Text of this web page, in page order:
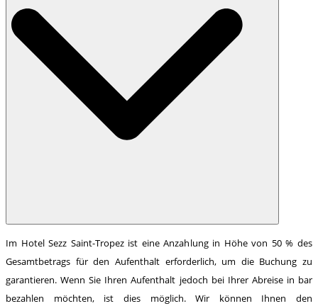
Im Hotel Sezz Saint-Tropez ist eine Anzahlung in Höhe von 50 % des
Gesamtbetrags für den Aufenthalt erforderlich, um die Buchung zu
garantieren. Wenn Sie Ihren Aufenthalt jedoch bei Ihrer Abreise in bar
bezahlen möchten, ist dies möglich. Wir können Ihnen den